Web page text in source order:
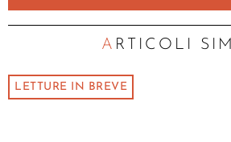
ARTICOLI
LETTURE IN BREVE